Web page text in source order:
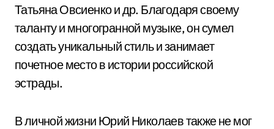
Татьяна Овсиенко и др. Благодаря своему
таланту и многогранной музыке, он сумел
создать уникальный стиль и занимает
почетное место в истории российской
эстрады.
В личной жизни Юрий Николаев также не мог